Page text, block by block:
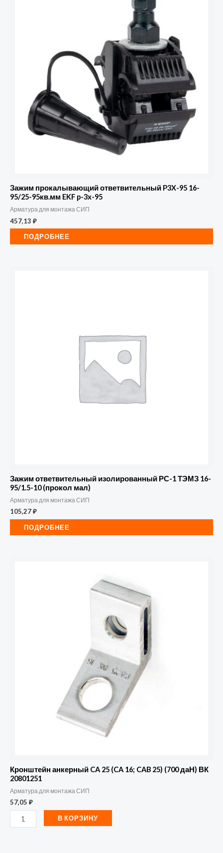
Зажим прокалывающий ответвительный P3X-95 16-
95/25-95кв.мм EKF p-3x-95
Арматура для монтажа СИП
457,13 ₽
ПОДРОБНЕЕ
Зажим ответвительный изолированный РС-1 ТЭМЗ 16-
95/1.5-10 (прокол мал)
Арматура для монтажа СИП
105,27₽
ПОДРОБНЕЕ
Кронштейн анкерный CA 25 (CA 16; CAB 25) (700 даН) ВК
20801251
Арматура для монтажа СИП
57,05 ₽
В КОРЗИНУ